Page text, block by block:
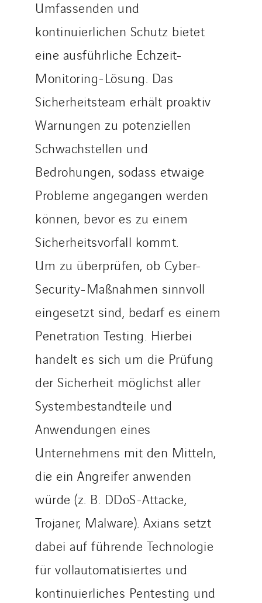
Umfassenden und
kontinuierlichen Schutz bietet
eine ausführliche Echzeit-
Monitoring-Lösung. Das
Sicherheitsteam erhält proaktiv
Warnungen zu potenziellen
Schwachstellen und
Bedrohungen, sodass etwaige
Probleme angegangen werden
können, bevor es zu einem
Sicherheitsvorfall kommt.
Um zu überprüfen, ob Cyber-
Security-Maßnahmen sinnvoll
eingesetzt sind, bedarf es einem
Penetration Testing. Hierbei
handelt es sich um die Prüfung
der Sicherheit möglichst aller
Systembestandteile und
Anwendungen eines
Unternehmens mit den Mitteln,
die ein Angreifer anwenden
würde (z. B. DDoS-Attacke,
Trojaner, Malware). Axians setzt
dabei auf führende Technologie
für vollautomatisiertes und
kontinuierliches Pentesting und